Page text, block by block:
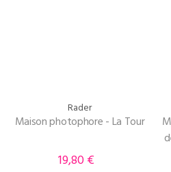
Rader
Maison photophore - La Tour
Prix
19,80 €